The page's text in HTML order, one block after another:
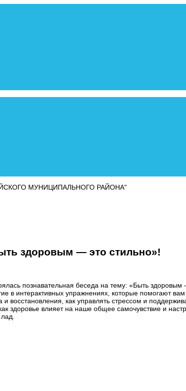
МУНИЦИПАЛЬНОГО РАЙОНА"
здоровым — это стильно»!
познавательная беседа на тему: «Быть здоровым
в интерактивных упражнениях, которые помогают
восстановления, как управлять стрессом и
здоровье влияет на наше общее самочувствие и